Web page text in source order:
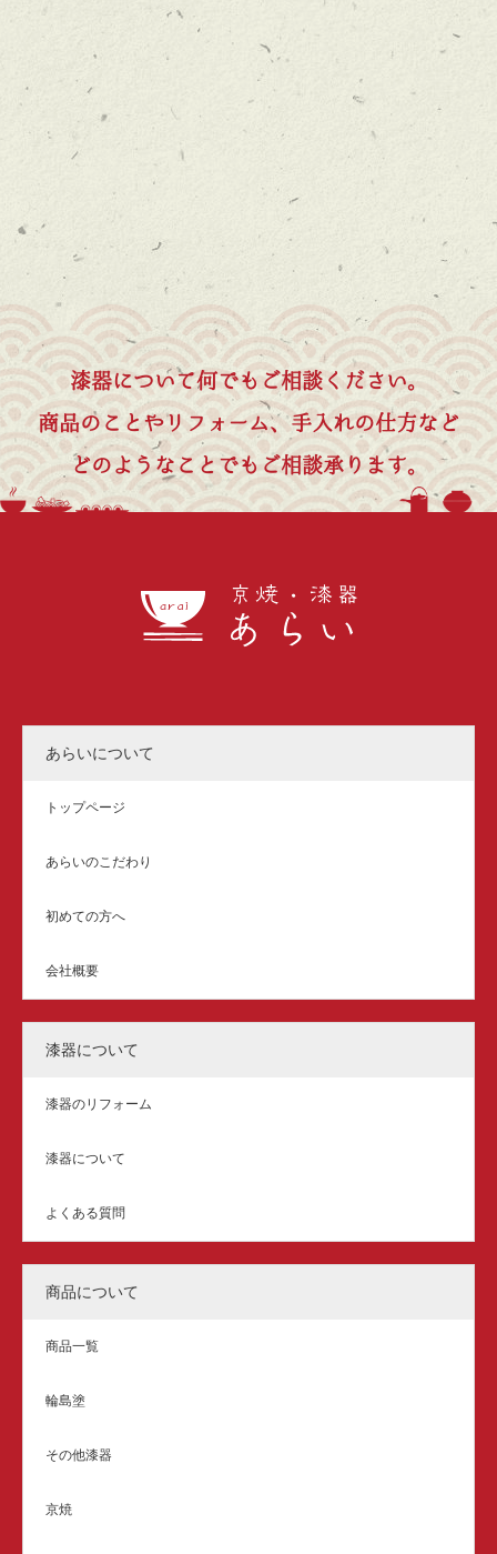
漆器について何でもご相談ください。
商品のことやリフォーム、手入れの仕方など
どのようなことでもご相談承ります。
あらいについて
トップページ
あらいのこだわり
初めての方へ
会社概要
漆器について
漆器のリフォーム
漆器について
よくある質問
商品について
商品一覧
輪島塗
その他漆器
京焼